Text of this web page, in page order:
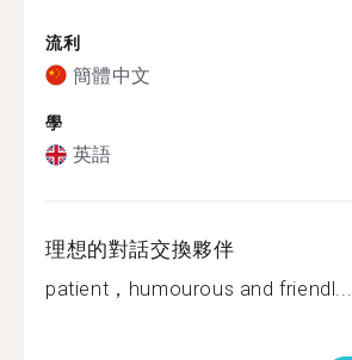
流利
簡體中文
學
英語
理想的對話交換夥伴
patient，humourous and friendl...